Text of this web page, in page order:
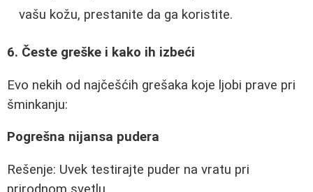
vašu kožu, prestanite da ga koristite.
6. Česte greške i kako ih izbeći
Evo nekih od najčešćih grešaka koje ljobi prave pri
šminkanju:
Pogrešna nijansa pudera
Rešenje: Uvek testirajte puder na vratu pri